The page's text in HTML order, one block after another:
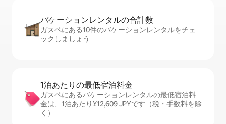
バケーションレ⁠ン⁠タ⁠ル⁠の合⁠計⁠数
ガスペにある10件のバケーションレンタルをチェ
ックしましょう
1泊あたりの最⁠低⁠宿⁠泊⁠料⁠金
ガスペにあるバケーションレンタルの最低宿泊料
金は、1泊あたり¥12,609 JPYです（税・手数料を除
く）